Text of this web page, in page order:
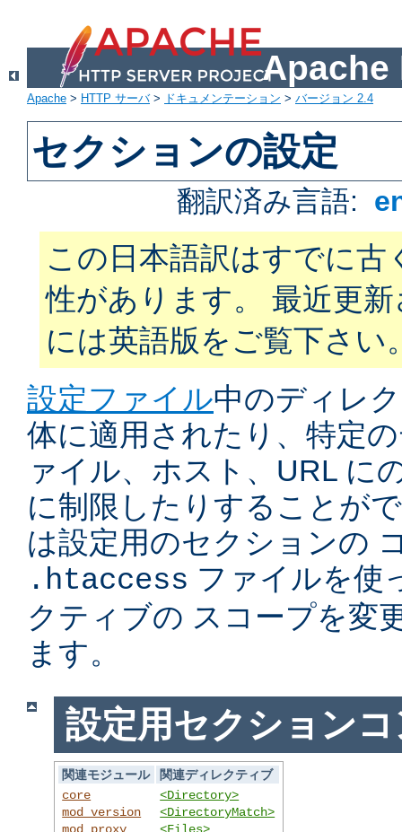
Apache
Apache > HTTP サーバ> ドキュメンテーション > バージョン 2.4
セクションの設定
翻訳済み言語:
この日本語訳はすでに古
性があります。 最近更
には英語版をご覧下さい
設定ファイル中のディレ
体に適用されたり、特定
ァイル、ホスト、URL に
に制限したりすることが
は設定用のセクションの
.htaccess ファイルを使
クティブの スコープを変
ます。
設定用セクション
関連モジュール
関連ディレクティブ
core
mod_version
mod_proxy
<Directory>
<DirectoryMatch>
<Files>